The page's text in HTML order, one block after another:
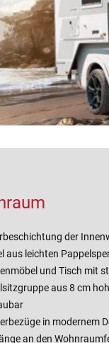
der
aus leichten
und Tisch mit
aus 8 cm
in modernem
an den